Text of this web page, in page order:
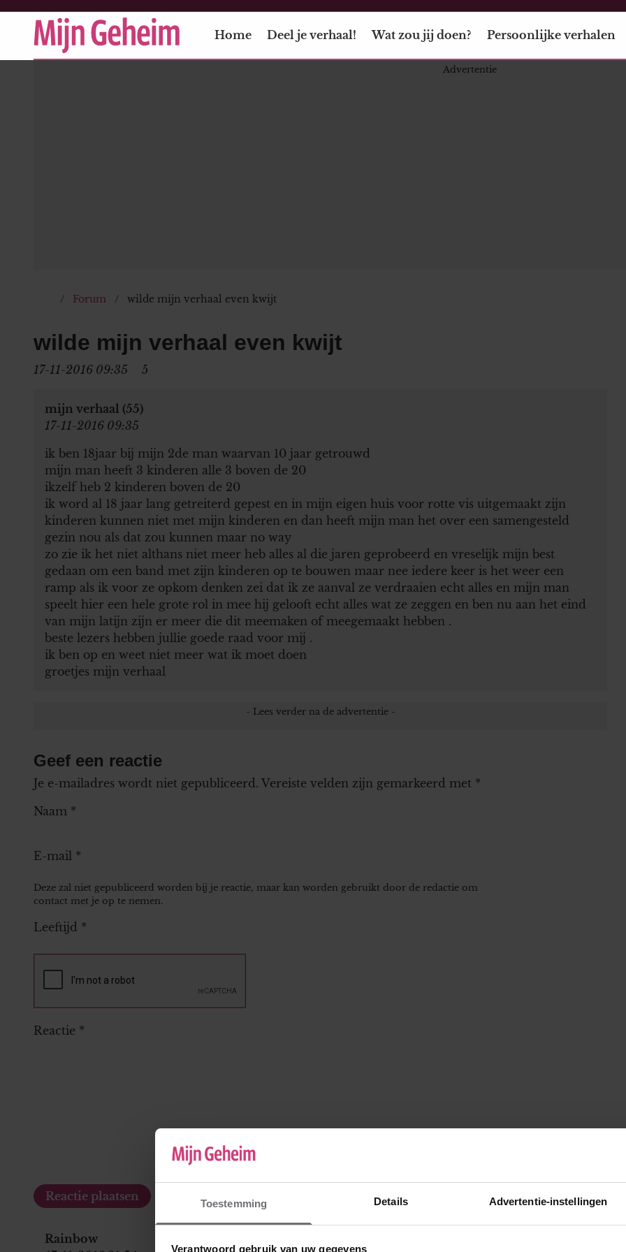
Toestemming Details Advertentie-instellingen
Verantwoord gebruik van uw gegevens
Home Deel je verhaal! Wat zou jij doen? Persoonlijke verhalen
Forum wilde mijn verhaal even kwijt
wilde mijn verhaal even kwijt
17-11-2016 09:35 5
mijn verhaal (55)
17-11-2016 09:35
ik ben 18jaar bij mijn 2de man waarvan 10 jaar getrouwd
mijn man heeft 3 kinderen alle 3 boven de 20
ikzelf heb 2 kinderen boven de 20
ik word al 18 jaar lang getreiterd gepest en in mijn eigen huis voor rotte vis uitgemaakt zijn
kinderen kunnen niet met mijn kinderen en dan heeft mijn man het over een samengesteld
gezin nou als dat zou kunnen maar no way
zo zie ik het niet althans niet meer heb alles al die jaren geprobeerd en vreselijk mijn best
gedaan om een band met zijn kinderen op te bouwen maar nee iedere keer is het weer een
ramp als ik voor ze opkom denken zei dat ik ze aanval ze verdraaien echt alles en mijn man
speelt hier een hele grote rol in mee hij gelooft echt alles wat ze zeggen en ben nu aan het eind
van mijn latijn zijn er meer die dit meemaken of meegemaakt hebben .
beste lezers hebben jullie goede raad voor mij .
ik ben op en weet niet meer wat ik moet doen
groetjes mijn verhaal
Geef een reactie
Je e-mailadres wordt niet gepubliceerd. Vereiste velden zijn gemarkeerd met *
Naam *
E-mail *
Deze zal niet gepubliceerd worden bij je reactie, maar kan worden gebruikt door de redactie om
contact met je op te nemen.
Leeftijd *
Reactie *
Rainbow